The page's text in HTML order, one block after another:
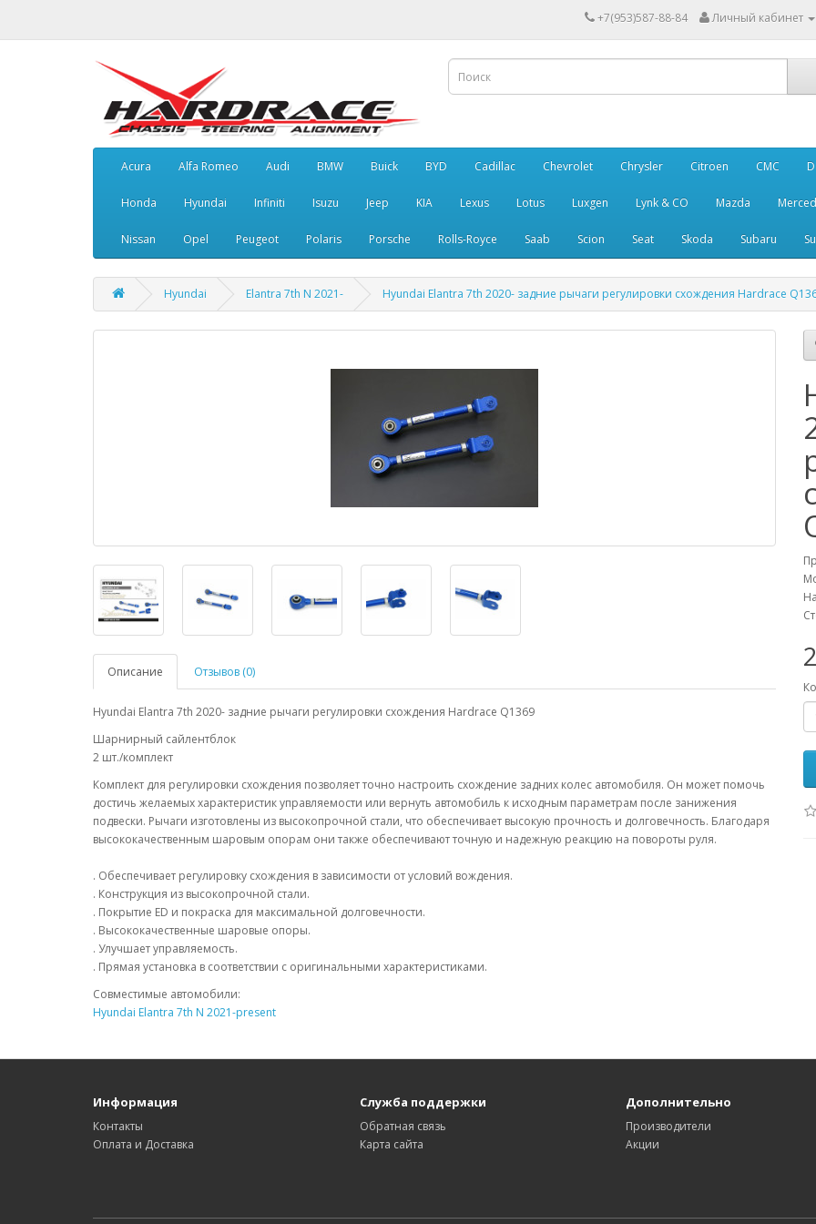
+7(953)587-88-84 Личный кабинет
Acura Alfa Romeo Audi BMW Buick BYD Cadillac Chevrolet Chrysler Citroen CMC
Honda Hyundai Infiniti Isuzu Jeep KIA Lexus Lotus Luxgen Lynk & CO Mazda
Nissan Opel Peugeot Polaris Porsche Rolls-Royce Saab Scion Seat Skoda Subaru
Hyundai Elantra 7th N 2021- Hyundai Elantra 7th 2020- задние рычаги регулировки схождения Hardrace
Описание Отзывов (0)
Hyundai Elantra 7th 2020- задние рычаги регулировки схождения Hardrace Q1369
Шарнирный сайлентблок
2 шт./комплект
Комплект для регулировки схождения позволяет точно настроить схождение задних колес автомобиля. Он может помочь
достичь желаемых характеристик управляемости или вернуть автомобиль к исходным параметрам после занижения
подвески. Рычаги изготовлены из высокопрочной стали, что обеспечивает высокую прочность и долговечность. Благодаря
высококачественным шаровым опорам они также обеспечивают точную и надежную реакцию на повороты руля.
. Обеспечивает регулировку схождения в зависимости от условий вождения.
. Конструкция из высокопрочной стали.
. Покрытие ED и покраска для максимальной долговечности.
. Высококачественные шаровые опоры.
. Улучшает управляемость.
. Прямая установка в соответствии с оригинальными характеристиками.
Совместимые автомобили:
Hyundai Elantra 7th N 2021-present
Информация
Контакты
Оплата и Доставка
Служба поддержки
Обратная связь
Карта сайта
Дополнительно
Производители
Акции